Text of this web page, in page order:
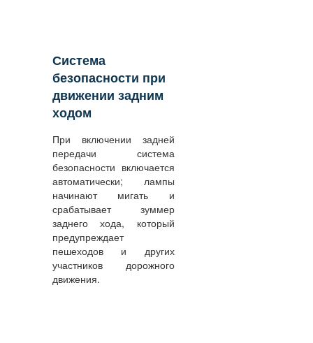
Система
безопасности при
движении задним
ходом
При включении задней
передачи система
безопасности включается
автоматически; лампы
начинают мигать и
срабатывает зуммер
заднего хода, который
предупреждает
пешеходов и других
участников дорожного
движения.